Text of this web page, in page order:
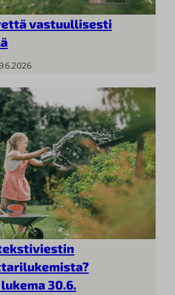
vastuullisesti
30.6.